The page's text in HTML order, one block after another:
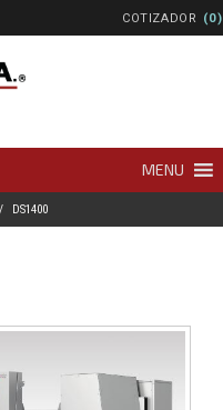
COTIZADOR (0)
MENU
DS1400